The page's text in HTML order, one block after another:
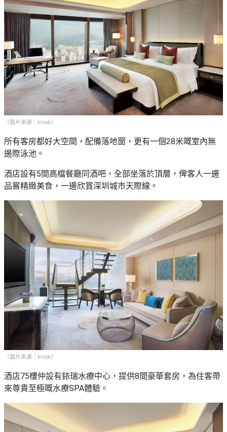
（圖片來源：klook）
所有客房都好大空間，配備落地窗，更有一個28米嘅室內無
邊際泳池。
酒店設有5間高檔餐廳同酒吧，全部坐落於頂層，俾客人一邊
品嘗精緻美食，一邊欣賞深圳城市天際線。
（圖片來源：klook）
酒店75樓仲設有銥瑞水療中心，提供8間豪華套房，為住客帶
來尊貴至極嘅水療SPA體驗。